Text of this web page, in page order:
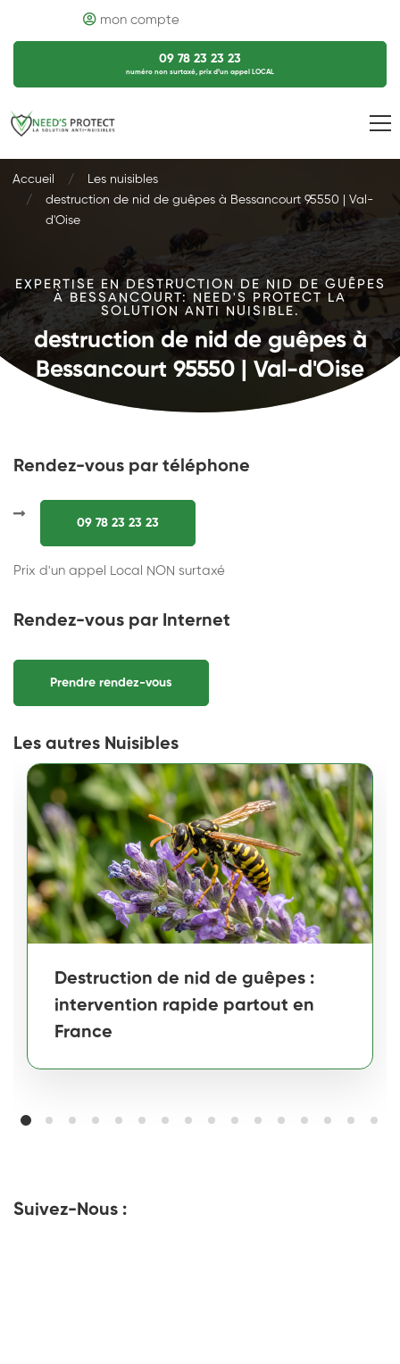
mon compte
09 78 23 23 23
numéro non surtaxé, prix d’un appel LOCAL
Accueil
Les nuisibles
destruction de nid de guêpes à Bessancourt 95550 | Val-
d'Oise
EXPERTISE EN DESTRUCTION DE NID DE GUÊPES
À BESSANCOURT: NEED'S PROTECT LA
SOLUTION ANTI NUISIBLE.
destruction de nid de guêpes à
Bessancourt 95550 | Val-d'Oise
Rendez-vous par téléphone
09 78 23 23 23
Prix d'un appel Local NON surtaxé
Rendez-vous par Internet
Prendre rendez-vous
Les autres Nuisibles
Destruction de nid de guêpes :
intervention rapide partout en
France
Suivez-Nous :